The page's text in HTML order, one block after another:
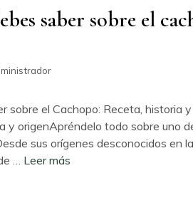
saber sobre el
sobre el Cachopo: Receta, historia
y origenApréndelo todo sobre uno
sus orígenes desconocidos en
… Leer más